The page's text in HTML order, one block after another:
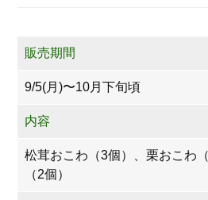
販売期間
9/5(月)〜10月下旬頃
内容
松茸おこわ（3個）、栗おこわ
（2個）